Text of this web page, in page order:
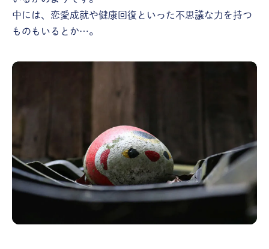
中には、恋愛成就や健康回復といった不思議な力を持つ
ものもいるとか…。